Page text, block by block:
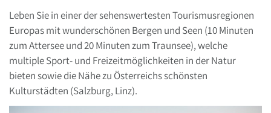
Leben Sie in einer der sehenswertesten Tourismusregionen
Europas mit wunderschönen Bergen und Seen (10 Minuten
zum Attersee und 20 Minuten zum Traunsee), welche
multiple Sport- und Freizeitmöglichkeiten in der Natur
bieten sowie die Nähe zu Österreichs schönsten
Kulturstädten (Salzburg, Linz).